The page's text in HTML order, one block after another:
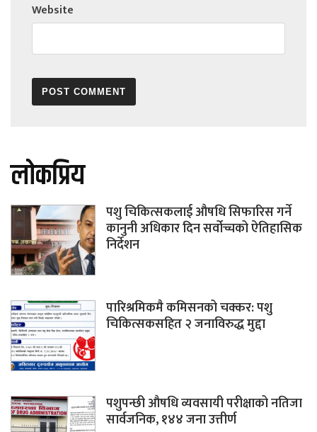
Website
लोकप्रिय
पशु चिकित्सकलाई औषधि सिफारिस गर्ने
कानुनी अधिकार दिन सर्वोच्चको ऐतिहासिक
निर्देशन
पारिश्रमिकमै कमिसनको चक्कर: पशु
चिकित्सकसहित २ जनाविरुद्ध मुद्दा
पशुपन्छी औषधि व्यवसायी परीक्षाको नतिजा
सार्वजनिक, १४४ जना उत्तीर्ण